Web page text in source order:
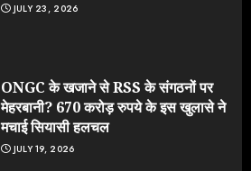
JULY 23, 2026
ONGC के खजाने से RSS के संगठनों पर
मेहरबानी? 670 करोड़ रुपये के इस खुलासे ने
मचाई सियासी हलचल
JULY 19, 2026